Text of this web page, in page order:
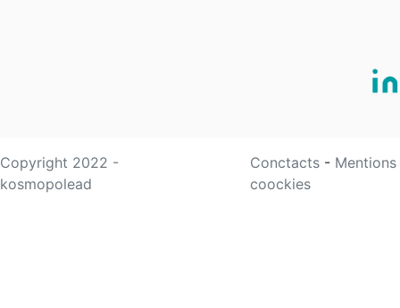
Copyright 2022 -
kosmopolead
Conctacts -
coockies